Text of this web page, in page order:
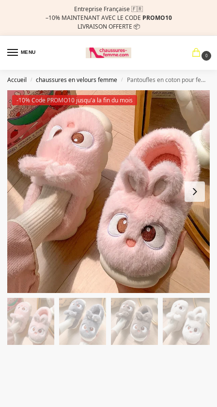
Entreprise Française 🇫🇷
–10% MAINTENANT AVEC LE CODE PROMO10
LIVRAISON OFFERTE 📦
MENU
0
Accueil / chaussures en velours femme / Pantoufles en coton pour femmes, chaussures d’hiver chaudes et en velours pour la maison, chaussures en laine et coton pour parents et enfants, vêtements d’extérieur pour l’hiver
-10% Code PROMO10 jusqu'a la fin du mois